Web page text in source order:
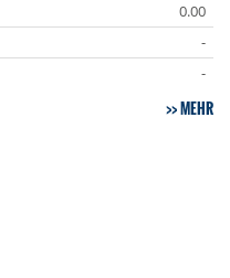
0.00
-
-
MEHR